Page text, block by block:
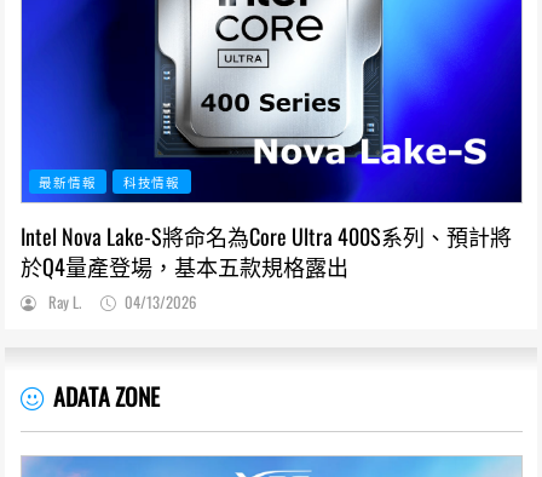
最新情報 科技情報
Intel Nova Lake-S將命名為Core Ultra 400S系列、預計將
於Q4量產登場，基本五款規格露出
Ray L. 04/13/2026
ADATA ZONE